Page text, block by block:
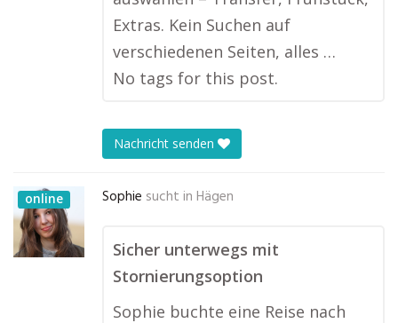
Extras. Kein Suchen auf
verschiedenen Seiten, alles …
No tags for this post.
Nachricht senden
online Sophie sucht in Hägen
Sicher unterwegs mit
Stornierungsoption
Sophie buchte eine Reise nach